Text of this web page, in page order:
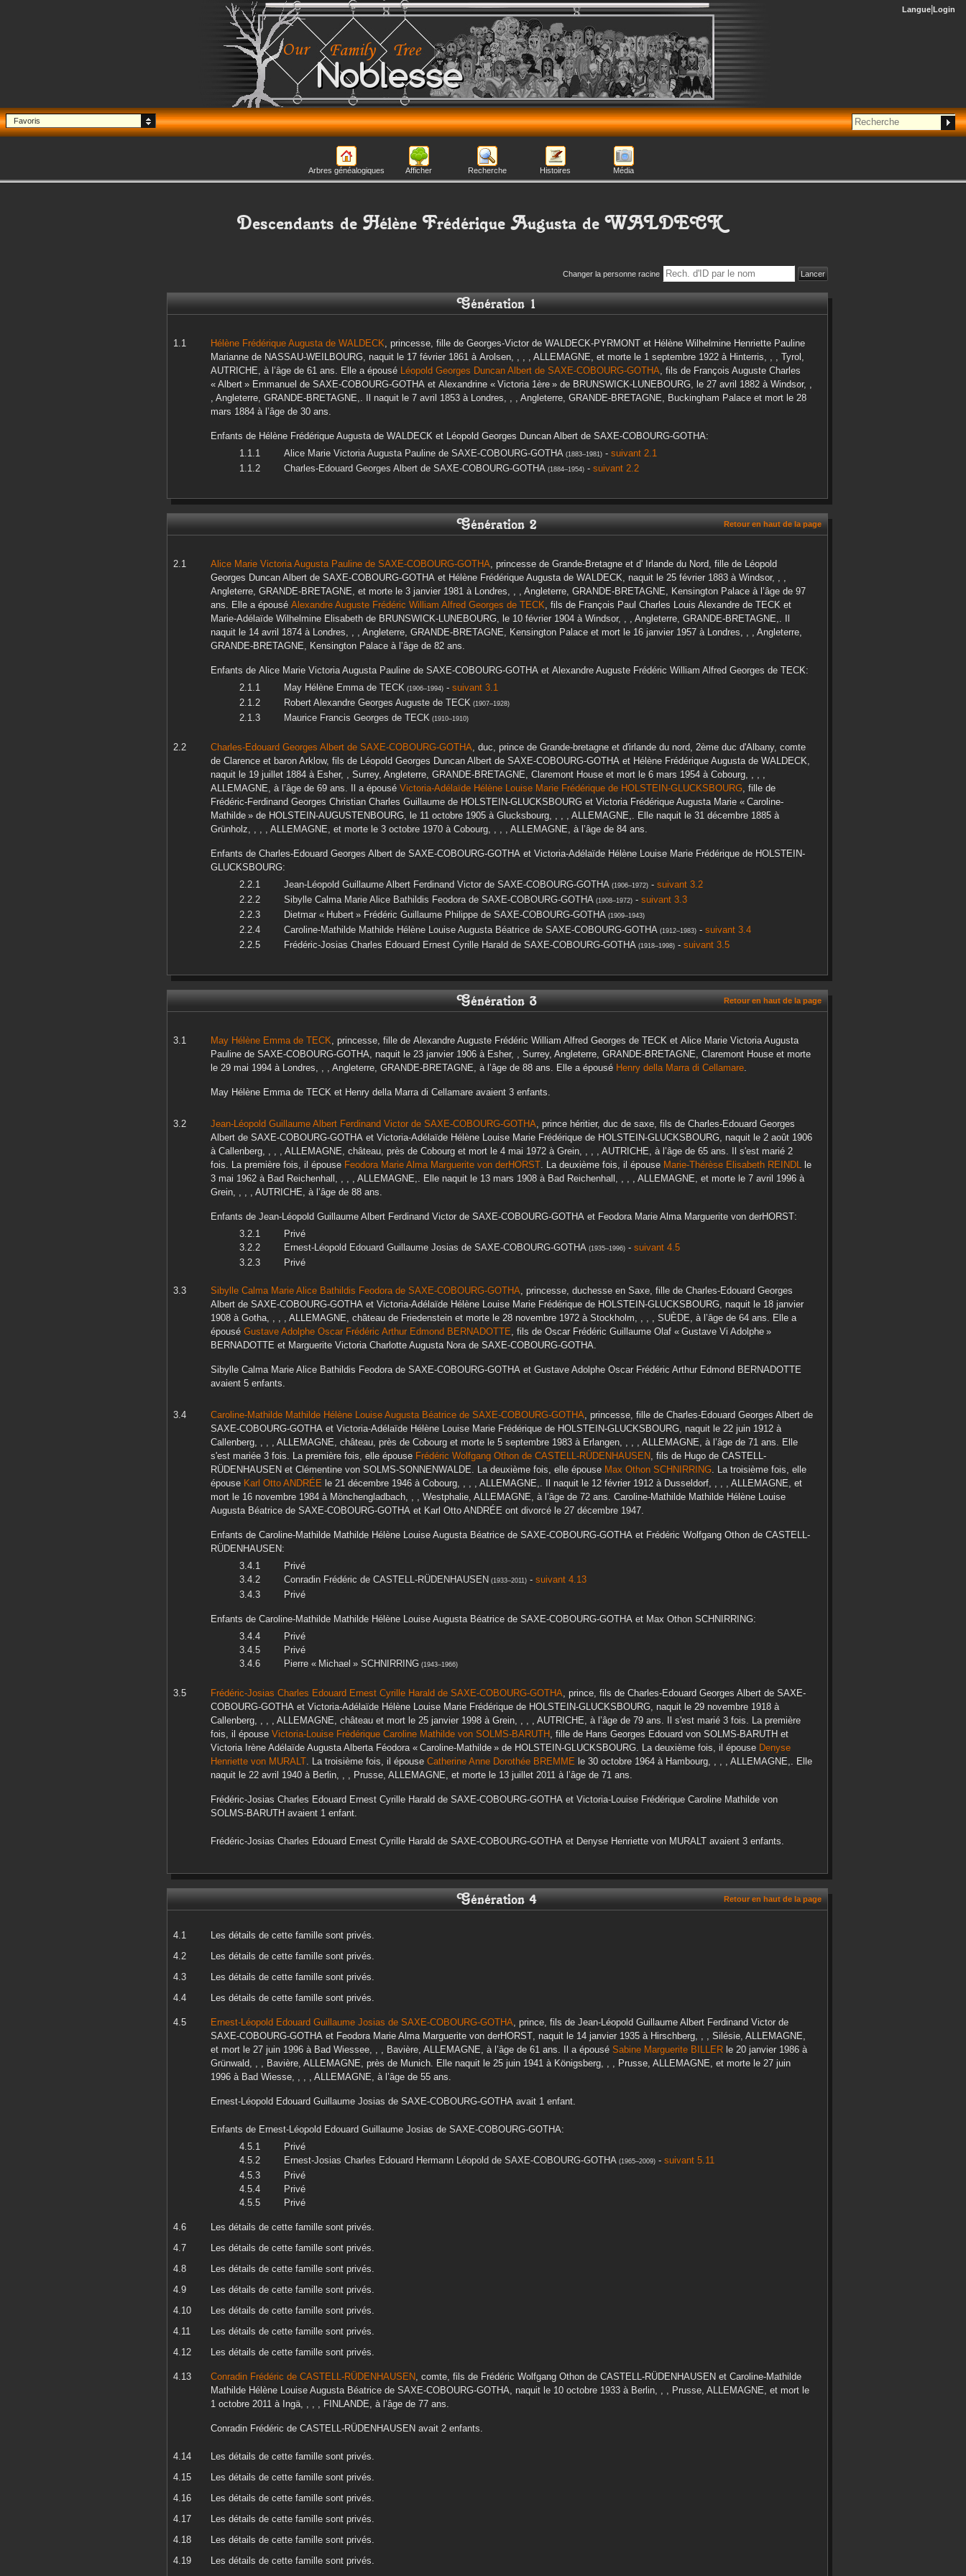
Noblesse
Langue Login
Favoris
Arbres généalogiques Afficher Recherche Histoires Média
Descendants de Hélène Frédérique Augusta de WALDECK
Changer la personne racine
Génération 1
Hélène Frédérique Augustade WALDECK, princesse, fille de Georges-Victor de WALDECK-PYRMONT et Hélène Wilhelmine Henriette Pauline
Marianne de NASSAU-WEILBOURG, naquit le 17 février 1861 à Arolsen, , , , ALLEMAGNE, et morte le 1 septembre 1922 à Hinterris, , , Tyrol,
AUTRICHE, à l’âge de 61 ans. Elle a épousé Léopold Georges Duncan Albert de SAXE-COBOURG-GOTHA, fils de François Auguste Charles
« Albert » Emmanuel de SAXE-COBOURG-GOTHA et Alexandrine « Victoria 1ère » de BRUNSWICK-LUNEBOURG, le 27 avril 1882 à Windsor, ,
, Angleterre, GRANDE-BRETAGNE,. Il naquit le 7 avril 1853 à Londres, , , Angleterre, GRANDE-BRETAGNE, Buckingham Palace et mort le 28
mars 1884 à l’âge de 30 ans.
Enfants de Hélène Frédérique Augustade WALDECK et Léopold Georges Duncan Albert de SAXE-COBOURG-GOTHA:
Alice Marie Victoria Augusta Paulinede SAXE-COBOURG-GOTHA(1883–1981)- suivant 2.1
Charles-Edouard Georges Albertde SAXE-COBOURG-GOTHA(1884–1954)- suivant 2.2
Génération 2 Retour en haut de la page
Alice Marie Victoria Augusta Pauline de SAXE-COBOURG-GOTHA, princesse de Grande-Bretagne et d' Irlande du Nord, fille de Léopold
Georges Duncan Albert de SAXE-COBOURG-GOTHA et Hélène Frédérique Augustade WALDECK, naquit le 25 février 1883 à Windsor, , ,
Angleterre, GRANDE-BRETAGNE, et morte le 3 janvier 1981 à Londres, , , Angleterre, GRANDE-BRETAGNE, Kensington Palace à l’âge de 97
ans. Elle a épousé Alexandre Auguste Frédéric William Alfred Georges de TECK, fils de François Paul Charles Louis Alexandre de TECK et
Marie-Adélaïde Wilhelmine Elisabeth de BRUNSWICK-LUNEBOURG, le 10 février 1904 à Windsor, , , Angleterre, GRANDE-BRETAGNE,. Il
naquit le 14 avril 1874 à Londres, , , Angleterre, GRANDE-BRETAGNE, Kensington Palace et mort le 16 janvier 1957 à Londres, , , Angleterre,
GRANDE-BRETAGNE, Kensington Palace à l’âge de 82 ans.
Enfants de Alice Marie Victoria Augusta Pauline de SAXE-COBOURG-GOTHA et Alexandre Auguste Frédéric William Alfred Georges de TECK:
May Hélène Emmade TECK(1906–1994)- suivant 3.1
Robert Alexandre Georges Augustede TECK(1907–1928)
Maurice Francis Georges de TECK(1910–1910)
Charles-Edouard Georges Albert de SAXE-COBOURG-GOTHA, duc, prince de Grande-bretagne et d'irlande du nord, 2ème duc d'Albany, comte
de Clarence et baron Arklow, fils de Léopold Georges Duncan Albert de SAXE-COBOURG-GOTHA et Hélène Frédérique Augustade WALDECK,
naquit le 19 juillet 1884 à Esher, , Surrey, Angleterre, GRANDE-BRETAGNE, Claremont House et mort le 6 mars 1954 à Cobourg, , , ,
ALLEMAGNE, à l’âge de 69 ans. Il a épousé Victoria-Adélaïde Hélène Louise Marie Frédérique de HOLSTEIN-GLUCKSBOURG, fille de
Frédéric-Ferdinand Georges Christian Charles Guillaume de HOLSTEIN-GLUCKSBOURG et Victoria Frédérique Augusta Marie « Caroline-
Mathilde » de HOLSTEIN-AUGUSTENBOURG, le 11 octobre 1905 à Glucksbourg, , , , ALLEMAGNE,. Elle naquit le 31 décembre 1885 à
Grünholz, , , , ALLEMAGNE, et morte le 3 octobre 1970 à Cobourg, , , , ALLEMAGNE, à l’âge de 84 ans.
Enfants de Charles-Edouard Georges Albert de SAXE-COBOURG-GOTHA et Victoria-Adélaïde Hélène Louise Marie Frédérique de HOLSTEIN-
GLUCKSBOURG:
Jean-Léopold Guillaume Albert Ferdinand Victorde SAXE-COBOURG-GOTHA(1906–1972)- suivant 3.2
Sibylle Calma Marie Alice Bathildis Feodorade SAXE-COBOURG-GOTHA(1908–1972)- suivant 3.3
Dietmar « Hubert » Frédéric Guillaume Philippede SAXE-COBOURG-GOTHA(1909–1943)
Caroline-Mathilde Mathilde Hélène Louise Augusta Béatricede SAXE-COBOURG-GOTHA(1912–1983)- suivant 3.4
Frédéric-Josias Charles Edouard Ernest Cyrille Harald de SAXE-COBOURG-GOTHA(1918–1998)- suivant 3.5
Génération 3 Retour en haut de la page
May Hélène Emmade TECK, princesse, fille de Alexandre Auguste Frédéric William Alfred Georges de TECK et Alice Marie Victoria Augusta
Pauline de SAXE-COBOURG-GOTHA, naquit le 23 janvier 1906 à Esher, , Surrey, Angleterre, GRANDE-BRETAGNE, Claremont House et morte
le 29 mai 1994 à Londres, , , Angleterre, GRANDE-BRETAGNE, à l’âge de 88 ans. Elle a épousé Henry della Marra di Cellamare.
May Hélène Emmade TECK et Henry della Marra di Cellamare avaient 3 enfants.
Jean-Léopold Guillaume Albert Ferdinand Victor de SAXE-COBOURG-GOTHA, prince héritier, duc de saxe, fils de Charles-Edouard Georges
Albert de SAXE-COBOURG-GOTHA et Victoria-Adélaïde Hélène Louise Marie Frédérique de HOLSTEIN-GLUCKSBOURG, naquit le 2 août 1906
à Callenberg, , , , ALLEMAGNE, château, près de Cobourg et mort le 4 mai 1972 à Grein, , , , AUTRICHE, à l’âge de 65 ans. Il s'est marié 2
fois. La première fois, il épouse Feodora Marie Alma Marguerite von derHORST. La deuxième fois, il épouse Marie-Thérèse Elisabeth REINDL le
3 mai 1962 à Bad Reichenhall, , , , ALLEMAGNE,. Elle naquit le 13 mars 1908 à Bad Reichenhall, , , , ALLEMAGNE, et morte le 7 avril 1996 à
Grein, , , , AUTRICHE, à l’âge de 88 ans.
Enfants de Jean-Léopold Guillaume Albert Ferdinand Victor de SAXE-COBOURG-GOTHA et Feodora Marie Alma Marguerite von derHORST:
Privé
Ernest-Léopold Edouard Guillaume Josias de SAXE-COBOURG-GOTHA(1935–1996)- suivant 4.5
Privé
Sibylle Calma Marie Alice Bathildis Feodorade SAXE-COBOURG-GOTHA, princesse, duchesse en Saxe, fille de Charles-Edouard Georges
Albert de SAXE-COBOURG-GOTHA et Victoria-Adélaïde Hélène Louise Marie Frédérique de HOLSTEIN-GLUCKSBOURG, naquit le 18 janvier
1908 à Gotha, , , , ALLEMAGNE, château de Friedenstein et morte le 28 novembre 1972 à Stockholm, , , , SUÈDE, à l’âge de 64 ans. Elle a
épousé Gustave Adolphe Oscar Frédéric Arthur Edmond BERNADOTTE, fils de Oscar Frédéric Guillaume Olaf « Gustave Vi Adolphe »
BERNADOTTE et Marguerite Victoria Charlotte Augusta Norade SAXE-COBOURG-GOTHA.
Sibylle Calma Marie Alice Bathildis Feodorade SAXE-COBOURG-GOTHA et Gustave Adolphe Oscar Frédéric Arthur Edmond BERNADOTTE
avaient 5 enfants.
Caroline-Mathilde Mathilde Hélène Louise Augusta Béatrice de SAXE-COBOURG-GOTHA, princesse, fille de Charles-Edouard Georges Albert de
SAXE-COBOURG-GOTHA et Victoria-Adélaïde Hélène Louise Marie Frédérique de HOLSTEIN-GLUCKSBOURG, naquit le 22 juin 1912 à
Callenberg, , , , ALLEMAGNE, château, près de Cobourg et morte le 5 septembre 1983 à Erlangen, , , , ALLEMAGNE, à l’âge de 71 ans. Elle
s'est mariée 3 fois. La première fois, elle épouse Frédéric Wolfgang Othon de CASTELL-RÜDENHAUSEN, fils de Hugo de CASTELL-
RÜDENHAUSEN et Clémentine von SOLMS-SONNENWALDE. La deuxième fois, elle épouse Max Othon SCHNIRRING. La troisième fois, elle
épouse Karl Otto ANDRÉE le 21 décembre 1946 à Cobourg, , , , ALLEMAGNE,. Il naquit le 12 février 1912 à Dusseldorf, , , , ALLEMAGNE, et
mort le 16 novembre 1984 à Mönchengladbach, , , Westphalie, ALLEMAGNE, à l’âge de 72 ans. Caroline-Mathilde Mathilde Hélène Louise
Augusta Béatrice de SAXE-COBOURG-GOTHA et Karl Otto ANDRÉE ont divorcé le 27 décembre 1947.
Enfants de Caroline-Mathilde Mathilde Hélène Louise Augusta Béatrice de SAXE-COBOURG-GOTHA et Frédéric Wolfgang Othon de CASTELL-
RÜDENHAUSEN:
Privé
Conradin Frédéric de CASTELL-RÜDENHAUSEN (1933–2011)- suivant 4.13
Privé
Enfants de Caroline-Mathilde Mathilde Hélène Louise Augusta Béatrice de SAXE-COBOURG-GOTHA et Max Othon SCHNIRRING:
Privé
Privé
Pierre « Michael »SCHNIRRING(1943–1966)
Frédéric-Josias Charles Edouard Ernest Cyrille Harald de SAXE-COBOURG-GOTHA, prince, fils de Charles-Edouard Georges Albert de SAXE-
COBOURG-GOTHA et Victoria-Adélaïde Hélène Louise Marie Frédérique de HOLSTEIN-GLUCKSBOURG, naquit le 29 novembre 1918 à
Callenberg, , , , ALLEMAGNE, château et mort le 25 janvier 1998 à Grein, , , , AUTRICHE, à l’âge de 79 ans. Il s'est marié 3 fois. La première
fois, il épouse Victoria-Louise Frédérique Caroline Mathilde von SOLMS-BARUTH , fille de Hans Georges Edouard von SOLMS-BARUTH et
Victoria Irène Adélaïde Augusta Alberta Féodora « Caroline-Mathilde » de HOLSTEIN-GLUCKSBOURG. La deuxième fois, il épouse Denyse
Henriette von MURALT. La troisième fois, il épouse Catherine Anne Dorothée BREMME le 30 octobre 1964 à Hambourg, , , , ALLEMAGNE,. Elle
naquit le 22 avril 1940 à Berlin, , , Prusse, ALLEMAGNE, et morte le 13 juillet 2011 à l’âge de 71 ans.
Frédéric-Josias Charles Edouard Ernest Cyrille Harald de SAXE-COBOURG-GOTHA et Victoria-Louise Frédérique Caroline Mathilde von
SOLMS-BARUTH avaient 1 enfant.
Frédéric-Josias Charles Edouard Ernest Cyrille Harald de SAXE-COBOURG-GOTHA et Denyse Henriette von MURALT avaient 3 enfants.
Génération 4 Retour en haut de la page
Les détails de cette famille sont privés.
Les détails de cette famille sont privés.
Les détails de cette famille sont privés.
Les détails de cette famille sont privés.
Ernest-Léopold Edouard Guillaume Josias de SAXE-COBOURG-GOTHA, prince, fils de Jean-Léopold Guillaume Albert Ferdinand Victor de
SAXE-COBOURG-GOTHA et Feodora Marie Alma Marguerite von derHORST, naquit le 14 janvier 1935 à Hirschberg, , , Silésie, ALLEMAGNE,
et mort le 27 juin 1996 à Bad Wiessee, , , Bavière, ALLEMAGNE, à l’âge de 61 ans. Il a épousé Sabine Marguerite BILLER le 20 janvier 1986 à
Grünwald, , , Bavière, ALLEMAGNE, près de Munich. Elle naquit le 25 juin 1941 à Königsberg, , , Prusse, ALLEMAGNE, et morte le 27 juin
1996 à Bad Wiesse, , , , ALLEMAGNE, à l’âge de 55 ans.
Ernest-Léopold Edouard Guillaume Josias de SAXE-COBOURG-GOTHA avait 1 enfant.
Enfants de Ernest-Léopold Edouard Guillaume Josias de SAXE-COBOURG-GOTHA:
Privé
Ernest-Josias Charles Edouard Hermann Léopold de SAXE-COBOURG-GOTHA(1965–2009)- suivant 5.11
Privé
Privé
Privé
Les détails de cette famille sont privés.
Les détails de cette famille sont privés.
Les détails de cette famille sont privés.
Les détails de cette famille sont privés.
Les détails de cette famille sont privés.
Les détails de cette famille sont privés.
Les détails de cette famille sont privés.
Conradin Frédéric de CASTELL-RÜDENHAUSEN, comte, fils de Frédéric Wolfgang Othon de CASTELL-RÜDENHAUSEN et Caroline-Mathilde
Mathilde Hélène Louise Augusta Béatrice de SAXE-COBOURG-GOTHA, naquit le 10 octobre 1933 à Berlin, , , Prusse, ALLEMAGNE, et mort le
1 octobre 2011 à Ingä, , , , FINLANDE, à l’âge de 77 ans.
Conradin Frédéric de CASTELL-RÜDENHAUSEN avait 2 enfants.
Les détails de cette famille sont privés.
Les détails de cette famille sont privés.
Les détails de cette famille sont privés.
Les détails de cette famille sont privés.
Les détails de cette famille sont privés.
Les détails de cette famille sont privés.